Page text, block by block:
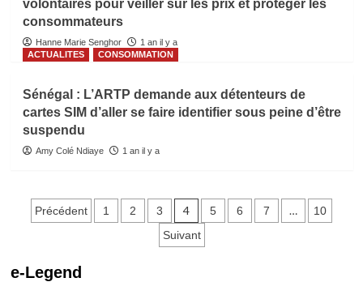
volontaires pour veiller sur les prix et protéger les
consommateurs
Hanne Marie Senghor
1 an il y a
ACTUALITES
CONSOMMATION
Sénégal : L’ARTP demande aux détenteurs de
cartes SIM d’aller se faire identifier sous peine d’être
suspendu
Amy Colé Ndiaye 1 an il y a
Pagination
publications
Précédent 1 2 3 4 5 6 7 …
10
Suivant
e-Legend